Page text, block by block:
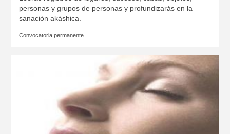
personas y grupos de personas y profundizarás en la
sanación akáshica.
Convocatoria permanente